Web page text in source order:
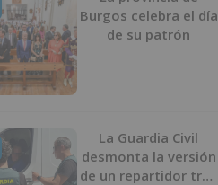
Burgos celebra el día
de su patrón
La Guardia Civil
desmonta la versión
de un repartidor tras